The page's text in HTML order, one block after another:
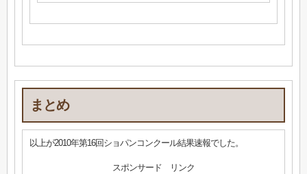
まとめ
以上が2010年第16回ショパンコンクール結果速報でした。
スポンサード リンク